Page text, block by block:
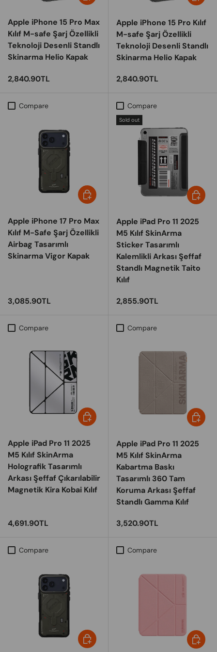
Apple iPhone 15 Pro Max
Kılıf M-safe Şarj Özellikli
Teknoloji Desenli Standlı
Skinarma Helio Kapak
Regular price
2,840.90TL
Apple iPhone 15 Pro Kılıf
M-safe Şarj Özellikli
Teknoloji Desenli Standlı
Skinarma Helio Kapak
Regular price
2,840.90TL
Compare
Apple iPhone 17 Pro Max
Kılıf M-Safe Şarj Özellikli
Airbag Tasarımlı
Skinarma Vigor Kapak
Regular price
3,085.90TL
Choose options
Compare
Sold out
Apple iPad Pro 11 2025
M5 Kılıf SkinArma
Sticker Tasarımlı
Kalemlikli Arkası Şeffaf
Standlı Magnetik Taito
Kılıf
Regular price
2,855.90TL
Compare
Apple iPad Pro 11 2025
M5 Kılıf SkinArma
Holografik Tasarımlı
Arkası Şeffaf Çıkarılabilir
Magnetik Kira Kobai Kılıf
Regular price
4,691.90TL
Choose options
Compare
Apple iPad Pro 11 2025
M5 Kılıf SkinArma
Kabartma Baskı
Tasarımlı 360 Tam
Koruma Arkası Şeffaf
Standlı Gamma Kılıf
Regular price
3,520.90TL
Compare
Choose options
Compare